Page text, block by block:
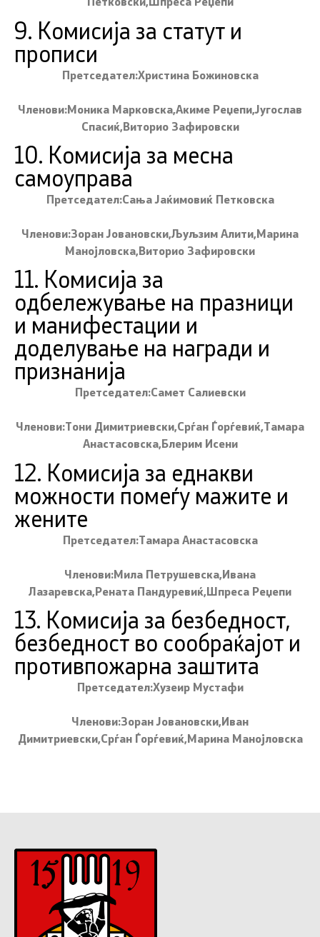
Петковски,Шпреса Реџепи
9. Комисија за статут и
прописи
Претседател:Христина Божиновска
Членови:Моника Марковска,Акиме Реџепи,Југослав
Спасиќ,Виторио Зафировски
10. Комисија за месна
самоуправа
Претседател:Сања Јаќимовиќ Петковска
Членови:Зоран Јовановски,Љуљзим Алити,Марина
Манојловска,Виторио Зафировски
11. Комисија за
одбележување на празници
и манифестации и
доделување на награди и
признанија
Претседател:Самет Салиевски
Членови:Тони Димитриевски,Срѓан Ѓорѓевиќ,Тамара
Анастасовска,Блерим Исени
12. Комисија за еднакви
можности помеѓу мажите и
жените
Претседател:Тамара Анастасовска
Членови:Мила Петрушевска,Ивана
Лазаревска,Рената Пандуревиќ,Шпреса Реџепи
13. Комисија за безбедност,
безбедност во сообраќајот и
противпожарна заштита
Претседател:Хузеир Мустафи
Членови:Зоран Јовановски,Иван
Димитриевски,Срѓан Ѓорѓевиќ,Марина Манојловска